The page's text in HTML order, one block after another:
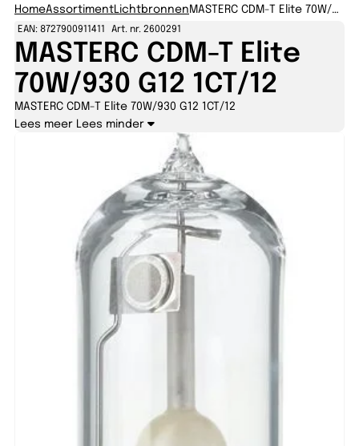
HomeAssortimentLichtbronnenMASTERC CDM-T Elite 70W/930 G12 1CT/12
EAN: 8727900911411 Art. nr. 2600291
MASTERC CDM-T Elite
70W/930 G12 1CT/12
MASTERC CDM-T Elite 70W/930 G12 1CT/12
Lees meer Lees minder